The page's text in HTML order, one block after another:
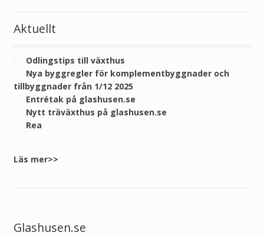
Aktuellt
Odlingstips till växthus
Nya byggregler för komplementbyggnader och
tillbyggnader från 1/12 2025
Entrétak på glashusen.se
Nytt träväxthus på glashusen.se
Rea
Läs mer>>
Glashusen.se